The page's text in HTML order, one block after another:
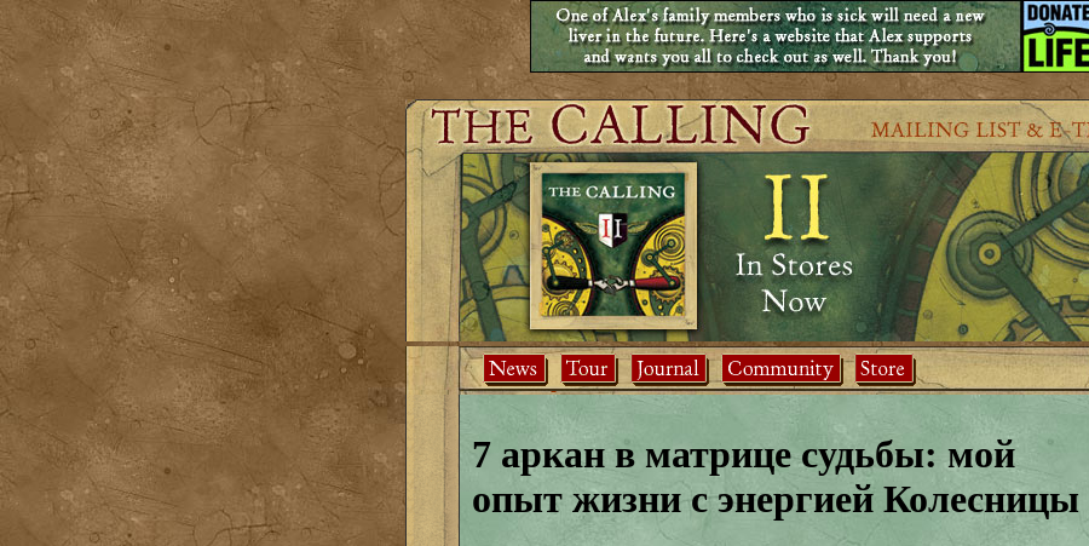
7 аркан в матрице судьбы: мой
опыт жизни с энергией Колесницы